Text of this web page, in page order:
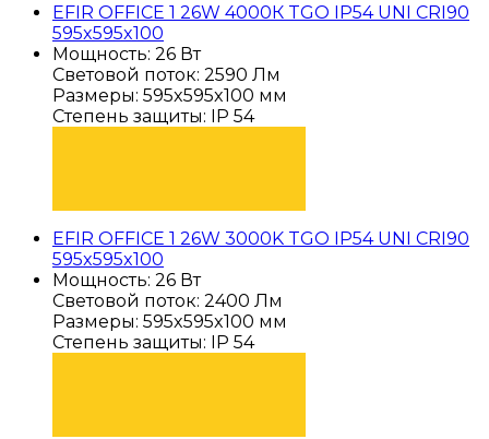
EFIR OFFICE 1 26W 4000К TGO IP54 UNI CRI90
595x595x100
Мощность: 26 Вт
Световой поток: 2590 Лм
Размеры: 595x595x100 мм
Степень защиты: IP 54
EFIR OFFICE 1 26W 3000K TGO IP54 UNI CRI90
595x595x100
Мощность: 26 Вт
Световой поток: 2400 Лм
Размеры: 595x595x100 мм
Степень защиты: IP 54